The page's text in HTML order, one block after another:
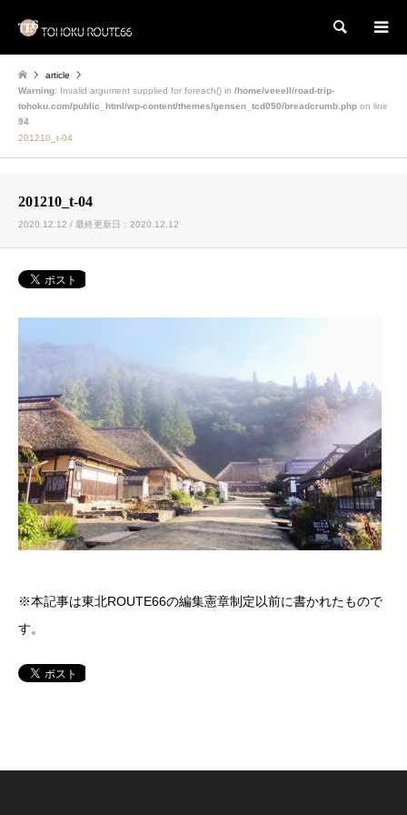
検索
article
Warning: Invalid argument supplied for foreach() in /home/veeell/road-trip-
tohoku.com/public_html/wp-content/themes/gensen_tcd050/breadcrumb.php on line
94
201210_t-04
201210_t-04
2020.12.12 / 最終更新日：2020.12.12
※本記事は東北ROUTE66の編集憲章制定以前に書かれたもので
す。